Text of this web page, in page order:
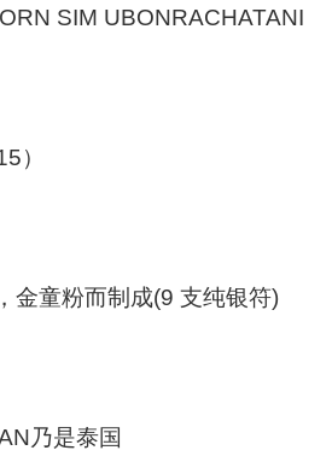
SIM UBONRACHATANI
）
金童粉而制成(9 支纯银符)
乃是泰国